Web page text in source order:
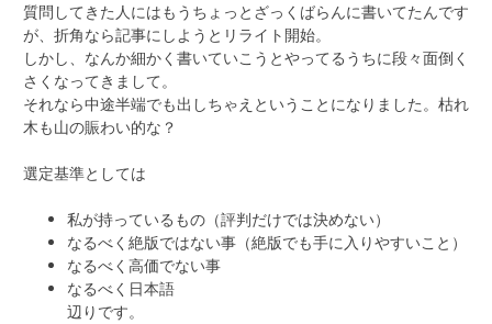
質問してきた人にはもうちょっとざっくばらんに書いてたんです
が、折角なら記事にしようとリライト開始。
しかし、なんか細かく書いていこうとやってるうちに段々面倒く
さくなってきまして。
それなら中途半端でも出しちゃえということになりました。枯れ
木も山の賑わい的な？
選定基準としては
私が持っているもの（評判だけでは決めない）
なるべく絶版ではない事（絶版でも手に入りやすいこと）
なるべく高価でない事
なるべく日本語
辺りです。